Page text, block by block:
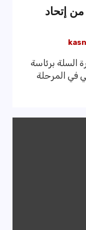
إتحاد
السلة برئاسة
في المرحلة